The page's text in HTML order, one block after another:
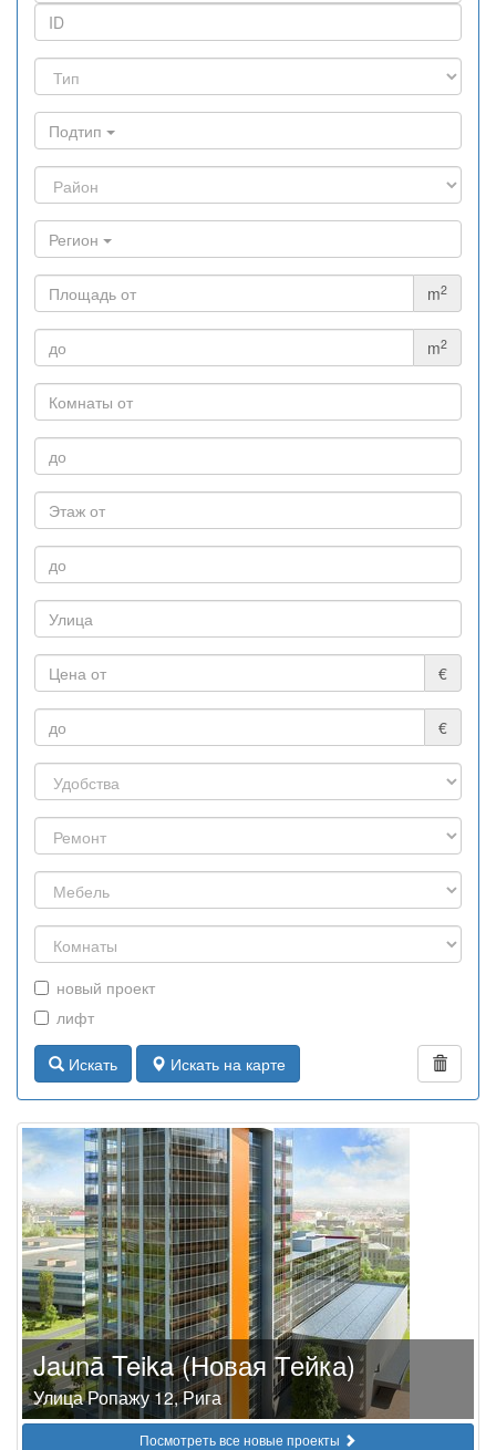
Подтип
Регион
m2
m2
€
€
новый проект
лифт
Искать Искать на карте
Jaunā Teika (Новая Тейка)
Улица Ропажу 12, Рига
Посмотреть все новые проекты